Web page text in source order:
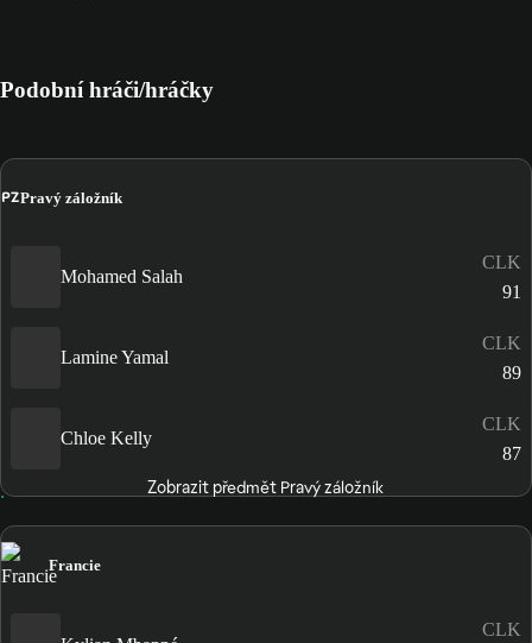
Podobní hráči/hráčky
PZPravý záložník
Mohamed Salah
CLK
91
Lamine Yamal
CLK
89
Chloe Kelly
CLK
87
Zobrazit předmět Pravý záložník
Francie
CLK